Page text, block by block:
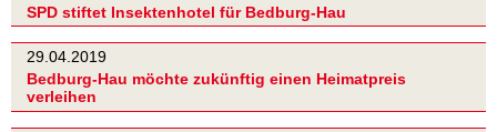
SPD stiftet Insektenhotel für Bedburg-Hau
29.04.2019
Bedburg-Hau möchte zukünftig einen Heimatpreis
verleihen